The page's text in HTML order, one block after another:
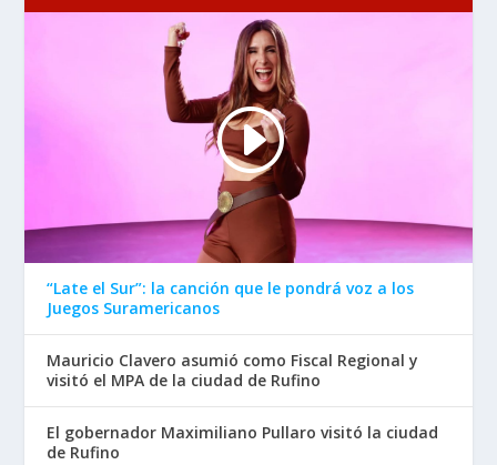
“Late el Sur”: la canción que le pondrá voz a los
Juegos Suramericanos
Mauricio Clavero asumió como Fiscal Regional y
visitó el MPA de la ciudad de Rufino
El gobernador Maximiliano Pullaro visitó la ciudad
de Rufino